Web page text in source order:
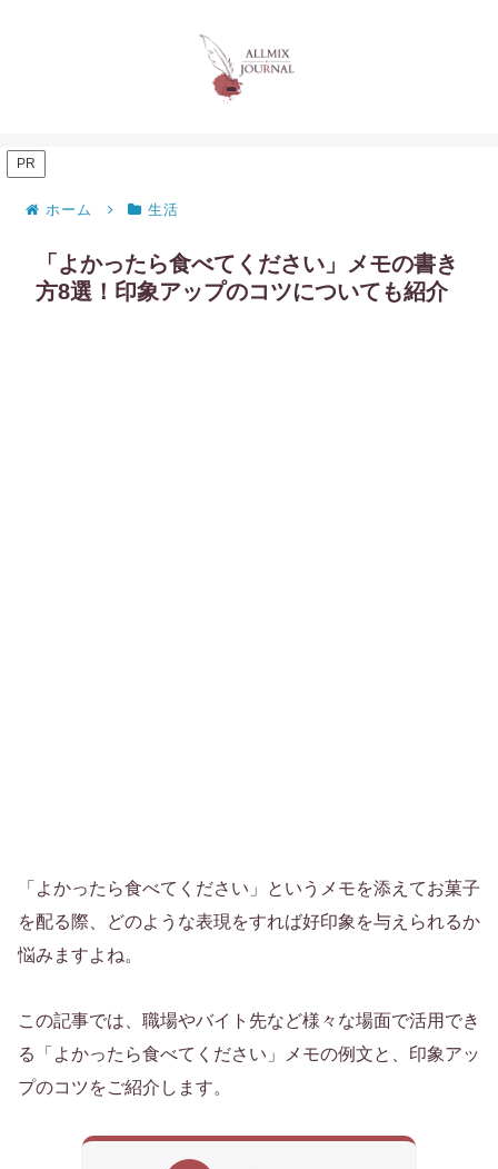
PR
ホーム 生活
「よかったら食べてください」メモの書き
方8選！印象アップのコツについても紹介
「よかったら食べてください」というメモを添えてお菓子
を配る際、どのような表現をすれば好印象を与えられるか
悩みますよね。
この記事では、職場やバイト先など様々な場面で活用でき
る「よかったら食べてください」メモの例文と、印象アッ
プのコツをご紹介します。